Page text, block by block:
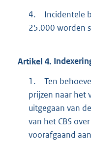
4.
Incidentele
25.000 worden
Artikel 4.
1.
Ten
prijzen naar het
uitgegaan van
van het CBS
voorafgaand